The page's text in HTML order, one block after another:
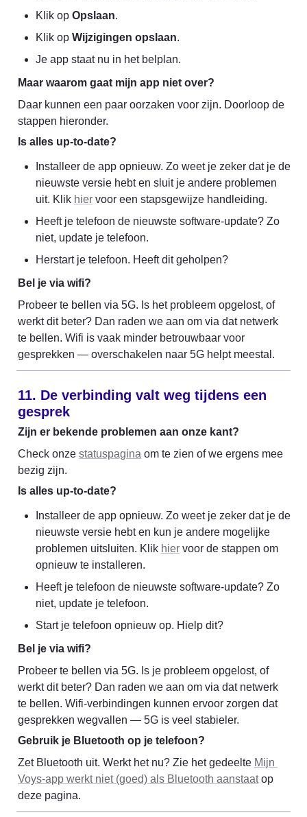
Klik op Opslaan.
Klik op Wijzigingen opslaan.
Je app staat nu in het belplan.
Maar waarom gaat mijn app niet over?
Daar kunnen een paar oorzaken voor zijn. Doorloop de
stappen hieronder.
Is alles up-to-date?
Installeer de app opnieuw. Zo weet je zeker dat je de
nieuwste versie hebt en sluit je andere problemen
uit. Klik hier voor een stapsgewijze handleiding.
Heeft je telefoon de nieuwste software-update? Zo
niet, update je telefoon.
Herstart je telefoon. Heeft dit geholpen?
Bel je via wifi?
Probeer te bellen via 5G. Is het probleem opgelost, of
werkt dit beter? Dan raden we aan om via dat netwerk
te bellen. Wifi is vaak minder betrouwbaar voor
gesprekken — overschakelen naar 5G helpt meestal.
11. De verbinding valt weg tijdens een
gesprek
Zijn er bekende problemen aan onze kant?
Check onze statuspagina om te zien of we ergens mee
bezig zijn.
Is alles up-to-date?
Installeer de app opnieuw. Zo weet je zeker dat je de
nieuwste versie hebt en kun je andere mogelijke
problemen uitsluiten. Klik hier voor de stappen om
opnieuw te installeren.
Heeft je telefoon de nieuwste software-update? Zo
niet, update je telefoon.
Start je telefoon opnieuw op. Hielp dit?
Bel je via wifi?
Probeer te bellen via 5G. Is je probleem opgelost, of
werkt dit beter? Dan raden we aan om via dat netwerk
te bellen. Wifi-verbindingen kunnen ervoor zorgen dat
gesprekken wegvallen — 5G is veel stabieler.
Gebruik je Bluetooth op je telefoon?
Zet Bluetooth uit. Werkt het nu? Zie het gedeelte Mijn
Voys-app werkt niet (goed) als Bluetooth aanstaat op
deze pagina.